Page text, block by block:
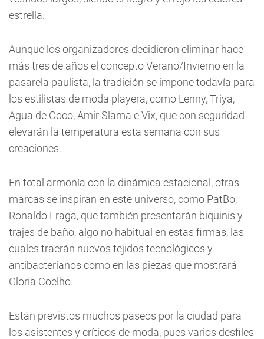
estrella.
Aunque los organizadores decidieron eliminar hace
más tres de años el concepto Verano/Invierno en la
pasarela paulista, la tradición se impone todavía para
los estilistas de moda playera, como Lenny, Triya,
Agua de Coco, Amir Slama e Vix, que con seguridad
elevarán la temperatura esta semana con sus
creaciones.
En total armonía con la dinámica estacional, otras
marcas se inspiran en este universo, como PatBo,
Ronaldo Fraga, que también presentarán biquinis y
trajes de baño, algo no habitual en estas firmas, las
cuales traerán nuevos tejidos tecnológicos y
antibacterianos como en las piezas que mostrará
Gloria Coelho.
Están previstos muchos paseos por la ciudad para
los asistentes y críticos de moda, pues varios desfiles